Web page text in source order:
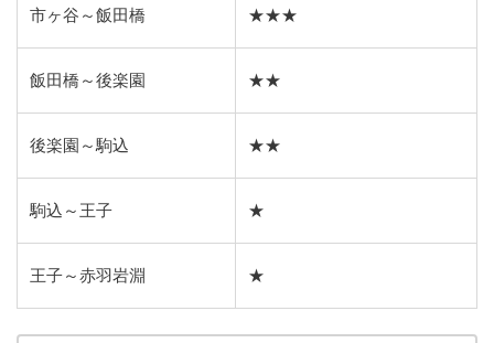
市ヶ谷～飯田橋 ★★★
飯田橋～後楽園 ★★
後楽園～駒込 ★★
駒込～王子 ★
王子～赤羽岩淵 ★